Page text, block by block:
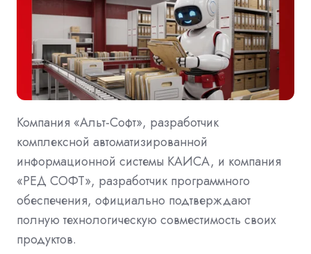
Компания «Альт-Софт», разработчик
комплексной автоматизированной
информационной системы КАИСА, и компания
«РЕД СОФТ», разработчик программного
обеспечения, официально подтверждают
полную технологическую совместимость своих
продуктов.